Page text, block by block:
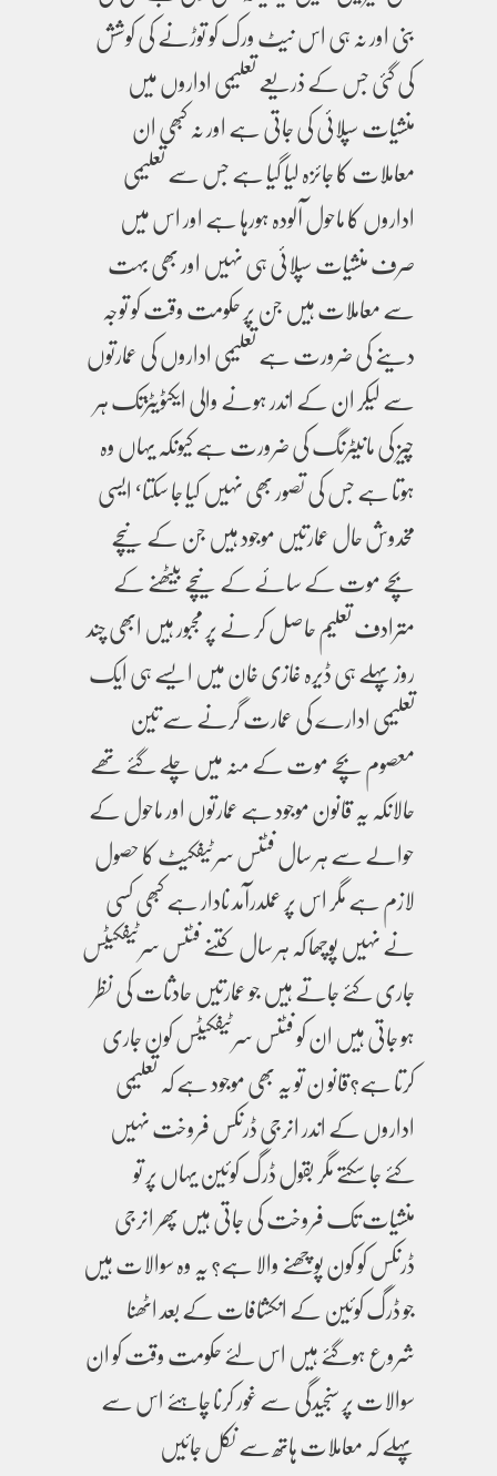
بنی اور نہ ہی اس نیٹ ورک کو توڑنے کی کوشش
کی گئی جس کے ذریعے تعلیمی اداروں میں
منشیات سپلائی کی جاتی ہے اور نہ کبھی ان
معاملات کا جائزہ لیا گیا ہے جس سے تعلیمی
اداروں کا ماحول آلودہ ہورہا ہے اور اس میں
صرف منشیات سپلائی ہی نہیں اور بھی بہت
سے معاملات ہیں جن پر حکومت وقت کو توجہ
دینے کی ضرورت ہے تعلیمی اداروں کی عمارتوں
سے لیکر ان کے اندر ہونے والی ایکٹویٹزتک ہر
چیز کی مانیٹرنگ کی ضرورت ہے کیونکہ یہاں وہ
ہوتا ہے جس کی تصور بھی نہیں کیا جا سکتا‘ ایسی
مخدوش حال عمارتیں موجود ہیں جن کے نیچے
بچے موت کے سائے کے نیچے بیٹھنے کے
مترادف تعلیم حاصل کر نے پر مجبور ہیں ابھی چند
روز پہلے ہی ڈیرہ غازی خان میں ایسے ہی ایک
تعلیمی ادارے کی عمارت گرنے سے تین
معصوم بچے موت کے منہ میں چلے گئے تھے
حالانکہ یہ قانون موجود ہے عمارتوں اور ماحول کے
حوالے سے ہر سال فٹنس سرٹیفکیٹ کا حصول
لازم ہے مگر اس پر عملدرآمد نادار ہے کبھی کسی
نے نہیں پوچھا کہ ہر سال کتنے فٹنس سرٹیفکیٹس
جاری کئے جاتے ہیں جو عمارتیں حادثات کی نظر
ہو جاتی ہیں ان کو فٹنس سرٹیفکیٹس کون جاری
کرتا ہے؟قانو ن تو یہ بھی موجود ہے کہ تعلیمی
اداروں کے اندر انرجی ڈرنکس فروخت نہیں
کئے جا سکتے مگر بقول ڈرگ کوئین یہاں پر تو
منشیات تک فروخت کی جاتی ہیں پھر انرجی
ڈرنکس کو کون پوچھنے والا ہے؟ یہ وہ سوالات ہیں
جو ڈرگ کوئین کے انکشافات کے بعد اٹھنا
شروع ہوگئے ہیں اس لئے حکومت وقت کو ان
سوالات پر سنجیدگی سے غور کرنا چاہئے اس سے
پہلے کہ معاملات ہاتھ سے نکل جائیں